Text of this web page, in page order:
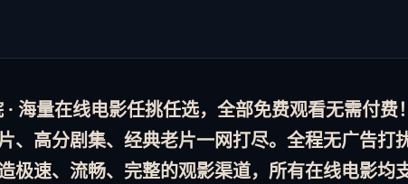
海量在线电影任挑任选，全部免费观看无需付费
、高分剧集、经典老片一网打尽。全程无广告打
极速、流畅、完整的观影渠道，所有在线电影均